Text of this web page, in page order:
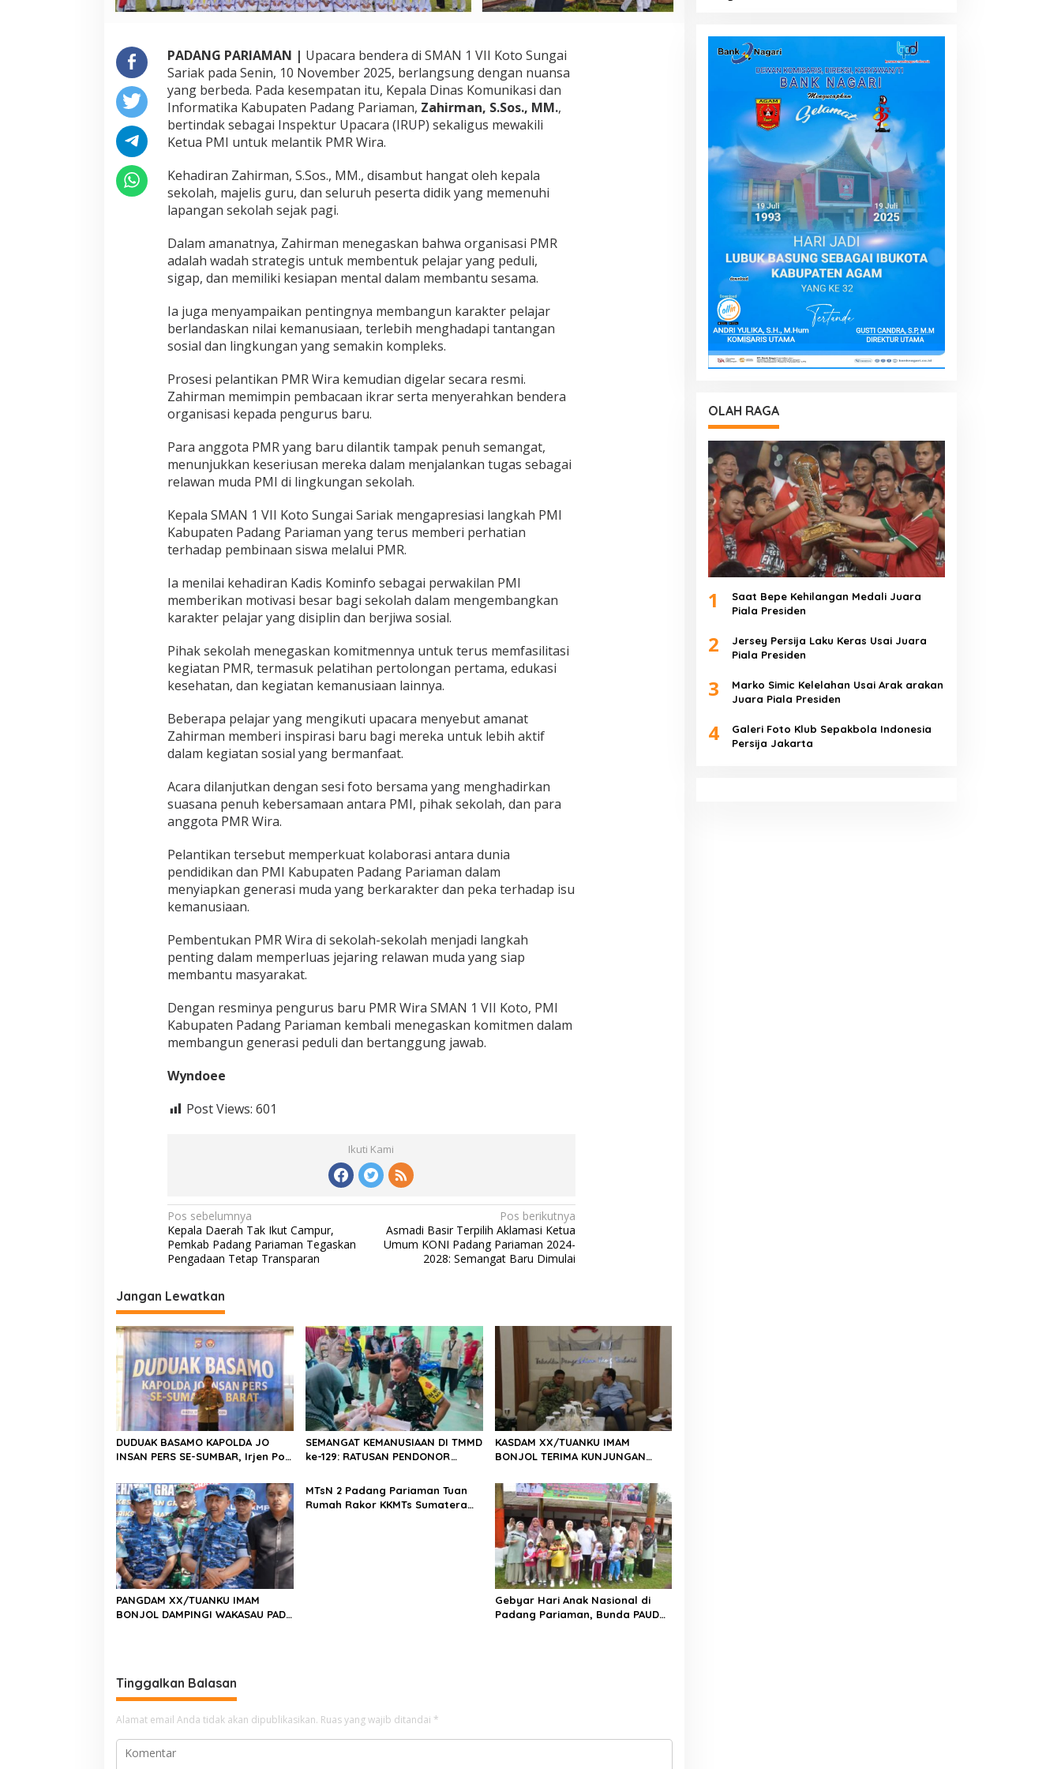
i
n
P
R
W
i
r
M
A
N
V
I
K
t
o
PADANG PARIAMAN | Upacara bendera di SMAN 1 VII Koto Sungai
Sariak pada Senin, 10 November 2025, berlangsung dengan nuansa
yang berbeda. Pada kesempatan itu, Kepala Dinas Komunikasi dan
Informatika Kabupaten Padang Pariaman, Zahirman, S.Sos., MM.,
bertindak sebagai Inspektur Upacara (IRUP) sekaligus mewakili
Ketua PMI untuk melantik PMR Wira.
Kehadiran Zahirman, S.Sos., MM., disambut hangat oleh kepala
sekolah, majelis guru, dan seluruh peserta didik yang memenuhi
lapangan sekolah sejak pagi.
Dalam amanatnya, Zahirman menegaskan bahwa organisasi PMR
adalah wadah strategis untuk membentuk pelajar yang peduli,
sigap, dan memiliki kesiapan mental dalam membantu sesama.
Ia juga menyampaikan pentingnya membangun karakter pelajar
berlandaskan nilai kemanusiaan, terlebih menghadapi tantangan
sosial dan lingkungan yang semakin kompleks.
Prosesi pelantikan PMR Wira kemudian digelar secara resmi.
Zahirman memimpin pembacaan ikrar serta menyerahkan bendera
organisasi kepada pengurus baru.
Para anggota PMR yang baru dilantik tampak penuh semangat,
menunjukkan keseriusan mereka dalam menjalankan tugas sebagai
relawan muda PMI di lingkungan sekolah.
Kepala SMAN 1 VII Koto Sungai Sariak mengapresiasi langkah PMI
Kabupaten Padang Pariaman yang terus memberi perhatian
terhadap pembinaan siswa melalui PMR.
Ia menilai kehadiran Kadis Kominfo sebagai perwakilan PMI
memberikan motivasi besar bagi sekolah dalam mengembangkan
karakter pelajar yang disiplin dan berjiwa sosial.
Pihak sekolah menegaskan komitmennya untuk terus memfasilitasi
kegiatan PMR, termasuk pelatihan pertolongan pertama, edukasi
kesehatan, dan kegiatan kemanusiaan lainnya.
Beberapa pelajar yang mengikuti upacara menyebut amanat
Zahirman memberi inspirasi baru bagi mereka untuk lebih aktif
dalam kegiatan sosial yang bermanfaat.
Acara dilanjutkan dengan sesi foto bersama yang menghadirkan
suasana penuh kebersamaan antara PMI, pihak sekolah, dan para
anggota PMR Wira.
Pelantikan tersebut memperkuat kolaborasi antara dunia
pendidikan dan PMI Kabupaten Padang Pariaman dalam
menyiapkan generasi muda yang berkarakter dan peka terhadap isu
kemanusiaan.
Pembentukan PMR Wira di sekolah-sekolah menjadi langkah
penting dalam memperluas jejaring relawan muda yang siap
membantu masyarakat.
Dengan resminya pengurus baru PMR Wira SMAN 1 VII Koto, PMI
Kabupaten Padang Pariaman kembali menegaskan komitmen dalam
membangun generasi peduli dan bertanggung jawab.
Wyndoee
Post Views: 601
Ikuti Kami
N
a
v
i
g
a
s
i
p
o
s
Pos sebelumnya
Kepala Daerah Tak Ikut Campur,
Pemkab Padang Pariaman Tegaskan
Pengadaan Tetap Transparan
Pos berikutnya
Asmadi Basir Terpilih Aklamasi Ketua
Umum KONI Padang Pariaman 2024-
2028: Semangat Baru Dimulai
Jangan Lewatkan
DUDUAK BASAMO KAPOLDA JO
INSAN PERS SE-SUMBAR, Irjen Pol.
Kolaborasi Polri dan Media Demi
Kepentingan Masyarakat
SEMANGAT KEMANUSIAAN DI TMMD
ke-129: RATUSAN PENDONOR
KASDAM XX/TUANKU IMAM
BONJOL TERIMA KUNJUNGAN
IRMAN GUSMAN, S.E., M.B.A., DI
MAKODAM
PANGDAM XX/TUANKU IMAM
BONJOL DAMPINGI WAKASAU PADA
MTsN 2 Padang Pariaman Tuan
Rumah Rakor KKMTs Sumatera
Gebyar Hari Anak Nasional di
Padang Pariaman, Bunda PAUD
Tinggalkan Balasan
Alamat email Anda tidak akan dipublikasikan. Ruas yang wajib ditandai *
OLAH RAGA
1
Saat Bepe Kehilangan Medali Juara
Piala Presiden
2
Jersey Persija Laku Keras Usai Juara
Piala Presiden
3
Marko Simic Kelelahan Usai Arak arakan
Juara Piala Presiden
4
Galeri Foto Klub Sepakbola Indonesia
Persija Jakarta